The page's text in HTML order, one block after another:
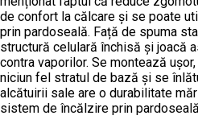
de confort la călcare și se poate
prin pardoseală. Față de spuma
structură celulară închisă și joacă
contra vaporilor. Se montează
niciun fel stratul de bază și se
alcătuirii sale are o durabilitate
sistem de încălzire prin